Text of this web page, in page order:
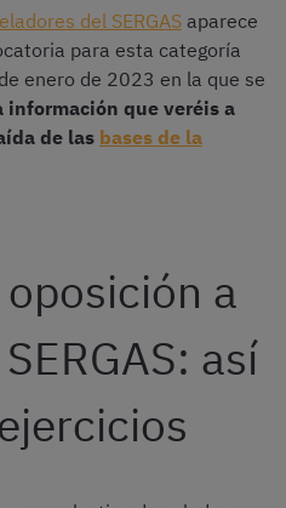
del SERGAS aparece
para esta categoría
enero de 2023 en la que se
información que veréis a
de las bases de la
a
así